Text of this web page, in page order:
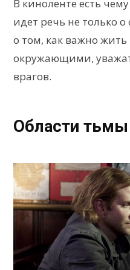
В киноленте есть
идет речь не только
о том, как важно
окружающими,
врагов.
Области